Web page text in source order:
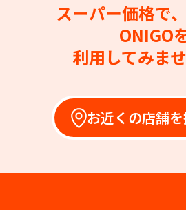
スーパー価格で
ONIGO
利用してみま
お近くの店舗